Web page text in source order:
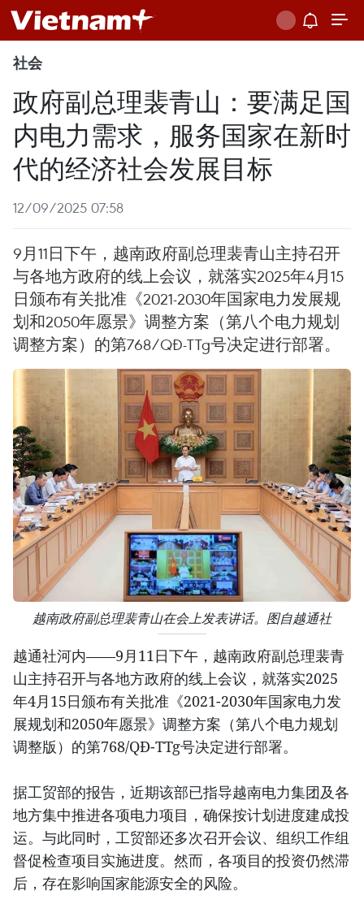
社会
政府副总理裴青山：要满足国
内电力需求，服务国家在新时
代的经济社会发展目标
12/09/2025 07:58
9月11日下午，越南政府副总理裴青山主持召开
与各地方政府的线上会议，就落实2025年4月15
日颁布有关批准《2021-2030年国家电力发展规
划和2050年愿景》调整方案（第八个电力规划
调整方案）的第768/QĐ-TTg号决定进行部署。
越南政府副总理裴青山在会上发表讲话。图自越通社
越通社河内——9月11日下午，越南政府副总理裴青
山主持召开与各地方政府的线上会议，就落实2025
年4月15日颁布有关批准《2021-2030年国家电力发
展规划和2050年愿景》调整方案（第八个电力规划
调整版）的第768/QĐ-TTg号决定进行部署。
据工贸部的报告，近期该部已指导越南电力集团及各
地方集中推进各项电力项目，确保按计划进度建成投
运。与此同时，工贸部还多次召开会议、组织工作组
督促检查项目实施进度。然而，各项目的投资仍然滞
后，存在影响国家能源安全的风险。